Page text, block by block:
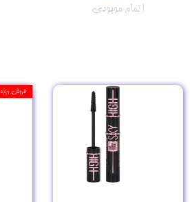
اتمام موجودی
فروش ویژه